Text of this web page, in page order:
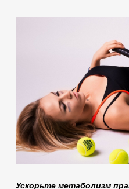
Ускорьте метаболизм